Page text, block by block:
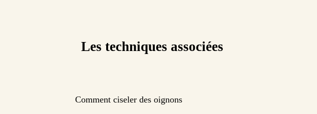
Les techniques associées
Comment ciseler des oignons